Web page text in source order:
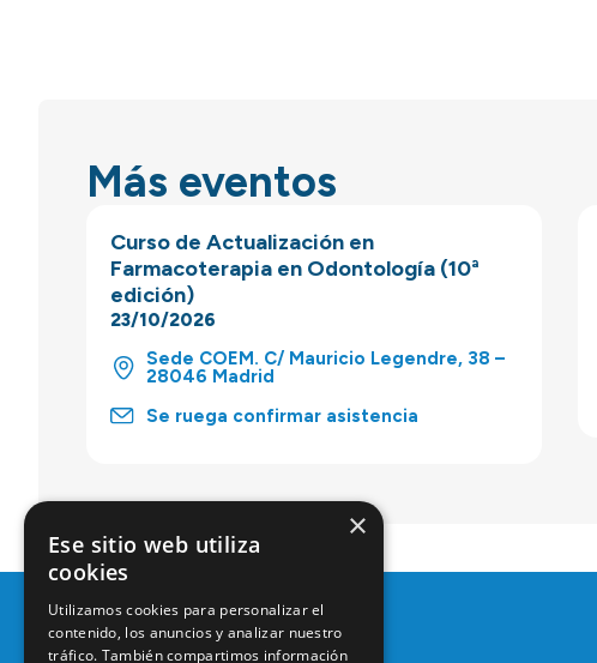
Más eventos
Curso de Actualización en
Farmacoterapia en Odontología (10ª
edición)
23/10/2026
Sede COEM. C/ Mauricio Legendre, 38 –
28046 Madrid
Se ruega confirmar asistencia
×
Ese sitio web utiliza
cookies
Utilizamos cookies para personalizar el
contenido, los anuncios y analizar nuestro
tráfico. También compartimos información